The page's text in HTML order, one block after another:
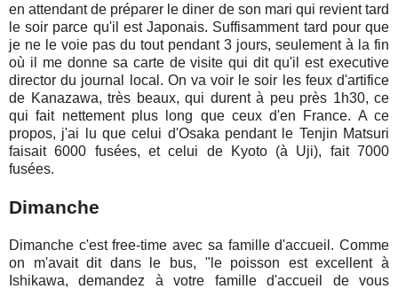
en attendant de préparer le diner de son mari qui revient tard
le soir parce qu'il est Japonais. Suffisamment tard pour que
je ne le voie pas du tout pendant 3 jours, seulement à la fin
où il me donne sa carte de visite qui dit qu'il est executive
director du journal local. On va voir le soir les feux d'artifice
de Kanazawa, très beaux, qui durent à peu près 1h30, ce
qui fait nettement plus long que ceux d'en France. A ce
propos, j'ai lu que celui d'Osaka pendant le Tenjin Matsuri
faisait 6000 fusées, et celui de Kyoto (à Uji), fait 7000
fusées.
Dimanche
Dimanche c'est free-time avec sa famille d'accueil. Comme
on m'avait dit dans le bus, "le poisson est excellent à
Ishikawa, demandez à votre famille d'accueil de vous